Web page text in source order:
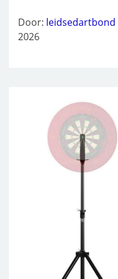
Door: leidsedartbond
2026